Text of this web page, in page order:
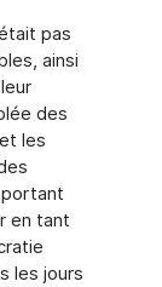
pas
ainsi
des
les
en tant
les jours